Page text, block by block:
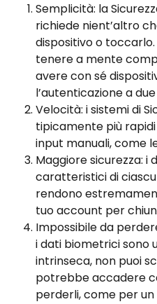
Semplicità: la
richiede nient’altro
dispositivo o toccarlo.
tenere a mente
avere con sé
l’autenticazione a
Velocità: i sistemi di
tipicamente più
input manuali, come
Maggiore sicurezza: i
caratteristici di
rendono
tuo account per
Impossibile da
i dati biometrici sono
intrinseca, non puoi
potrebbe accadere
perderli, come per un